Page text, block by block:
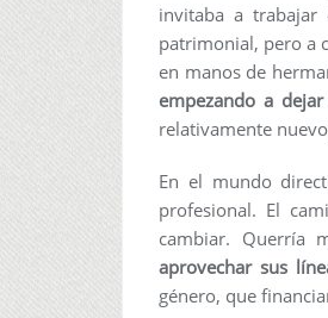
invitaba a trabajar
patrimonial, pero a
en manos de
empezando a
relativamente
En el mundo
profesional. El
cambiar. Querría
aprovechar sus
género, que